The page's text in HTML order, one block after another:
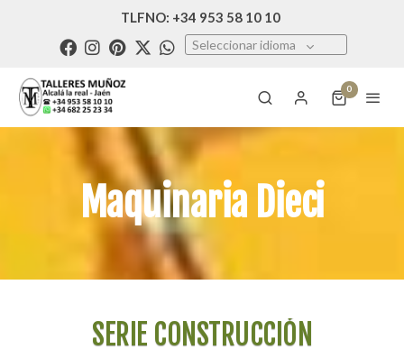
TLFNO: +34 953 58 10 10
Seleccionar idioma
0
Maquinaria Dieci
SERIE CONSTRUCCIÓN